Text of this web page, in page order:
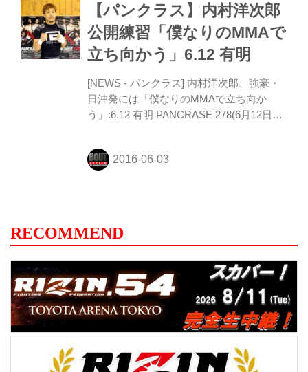
【パンクラス】内村洋次郎
公開練習「僕なりのMMAで
立ち向かう」6.12 有明
[NEWS - パンクラス] 内村洋次郎、強豪・
日沖発には「僕なりのMMAで立ち向か
う」:6.12 有明 PANCRASE 278(6月12日
する内村洋次郎(イングラム/元フェザー級1
位、元ZSTウェルター級王者)が1日、東
RECOMMEND